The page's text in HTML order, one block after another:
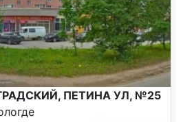
ПЕТИНА УЛ, №25